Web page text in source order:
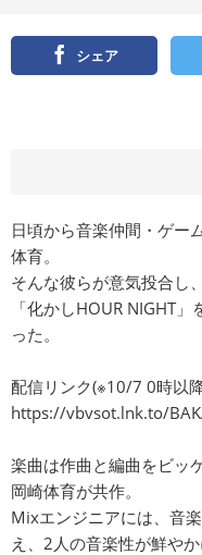
シェア
日頃から音楽仲間・ゲー
体育。
そんな彼らが意気投合し
「化かしHOUR NIGHT
った。
配信リンク(※10/7 0時以
https://vbvsot.lnk.to/
楽曲は作曲と編曲をビッ
岡崎体育が共作。
Mixエンジニアには、音
え、2人の音楽性が鮮や